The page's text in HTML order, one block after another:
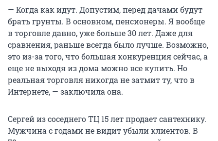
— Когда как идут. Допустим, перед дачами будут
брать грунты. В основном, пенсионеры. Я вообще
в торговле давно, уже больше 30 лет. Даже для
сравнения, раньше всегда было лучше. Возможно,
это из-за того, что большая конкуренция сейчас, а
еще не выходя из дома можно все купить. Но
реальная торговля никогда не затмит ту, что в
Интернете, — заключила она.
Сергей из соседнего ТЦ 15 лет продает сантехнику.
Мужчина с годами не видит убыли клиентов. В